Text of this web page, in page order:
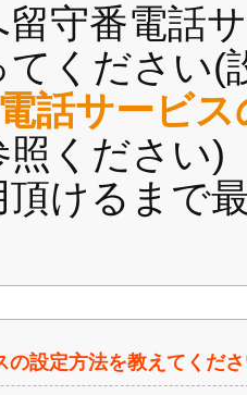
守番電話
てください(
話サービ
照ください)
けるまで
の設定方法を教えてくだ